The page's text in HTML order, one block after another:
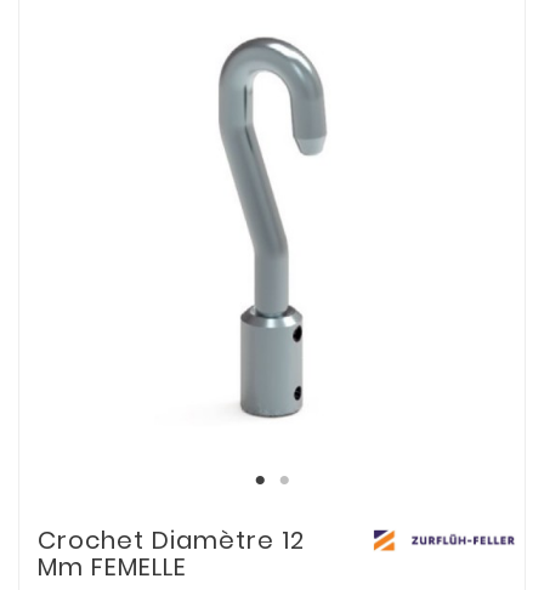
Crochet Diamètre 12
Mm FEMELLE